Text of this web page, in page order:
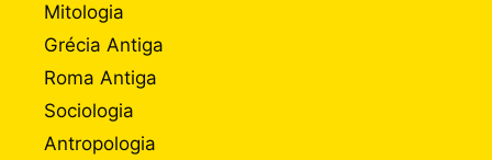
Mitologia
Grécia Antiga
Roma Antiga
Sociologia
Antropologia